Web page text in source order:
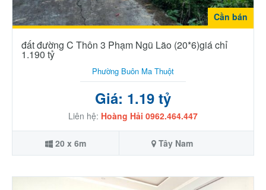
Cần bán
đất đường C Thôn 3 Phạm Ngũ Lão (20*6)giá chỉ
1.190 tỷ
Phường Buôn Ma Thuột
Giá: 1.19 tỷ
Liên hệ: Hoàng Hải 0962.464.447
20 x 6m Tây Nam